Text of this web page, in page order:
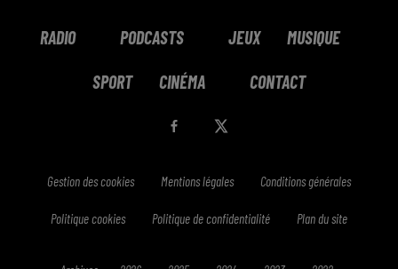
RADIO PODCASTS JEUX MUSIQUE
SPORT CINÉMA CONTACT
Gestion des cookies Mentions légales Conditions générales
Politique cookies Politique de confidentialité Plan du site